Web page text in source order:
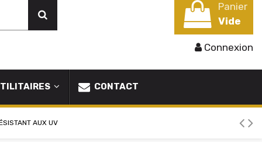
Panier
Vide
Connexion
CONTACT
AUX UV